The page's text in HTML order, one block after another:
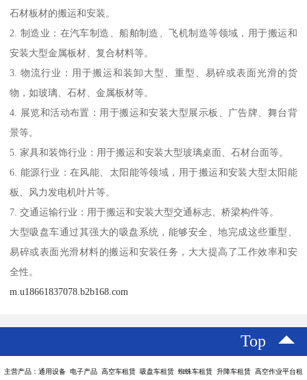
石材板材的搬运和安装。
2. 制造业：在汽车制造、船舶制造、飞机制造等领域，用于搬运和
安装大型金属板材、复合材料等。
3. 物流行业：用于搬运和装卸大型、重型、易碎或表面光滑的货
物，如玻璃、石材、金属板材等。
4. 展览和活动布置：用于搬运和安装大型展示板、广告牌、舞台背
景等。
5. 家具和装饰行业：用于搬运和安装大型玻璃桌面、石材台面等。
6. 能源行业：在风能、太阳能等领域，用于搬运和安装大型太阳能
板、风力发电机叶片等。
7. 交通运输行业：用于搬运和安装大型交通标志、桥梁构件等。
大型吸盘车通过其强大的吸盘系统，能够安全、地完成这些重型、
易碎或表面光滑材料的搬运和安装任务，大大提高了工作效率和安
全性。
m.u18661837078.b2b168.com
Top
主营产品：通用设备 电子产品 高空车租赁 吸盘车租赁 蜘蛛车租赁 升降车租赁 高空作业平台租